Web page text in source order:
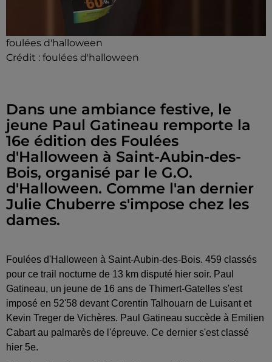
foulées d'halloween
Crédit : foulées d'halloween
Dans une ambiance festive, le
jeune Paul Gatineau remporte la
16e édition des Foulées
d'Halloween à Saint-Aubin-des-
Bois, organisé par le G.O.
d'Halloween. Comme l'an dernier
Julie Chuberre s'impose chez les
dames.
Foulées d'Halloween à Saint-Aubin-des-Bois. 459 classés
pour ce trail nocturne de 13 km disputé hier soir. Paul
Gatineau, un jeune de 16 ans de Thimert-Gatelles s'est
imposé en 52'58 devant Corentin Talhouarn de Luisant et
Kevin Treger de Vichères. Paul Gatineau succède à Emilien
Cabart au palmarès de l'épreuve. Ce dernier s'est classé
hier 5e.